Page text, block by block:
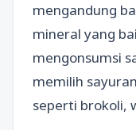
mengandung
mineral yang
mengonsumsi
memilih
seperti brokoli,